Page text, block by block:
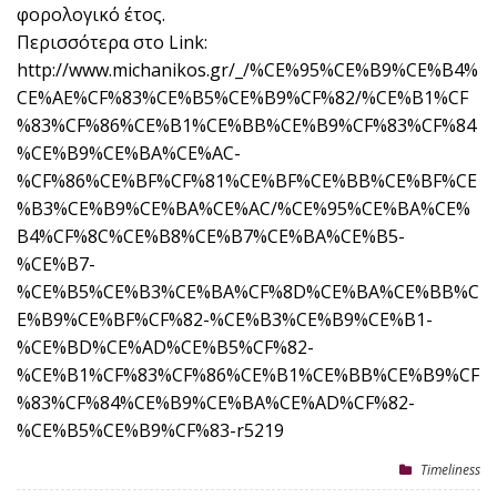
φορολογικό έτος.
Περισσότερα στο Link:
http://www.michanikos.gr/_/%CE%95%CE%B9%CE%B4%
CE%AE%CF%83%CE%B5%CE%B9%CF%82/%CE%B1%CF
%83%CF%86%CE%B1%CE%BB%CE%B9%CF%83%CF%84
%CE%B9%CE%BA%CE%AC-
%CF%86%CE%BF%CF%81%CE%BF%CE%BB%CE%BF%CE
%B3%CE%B9%CE%BA%CE%AC/%CE%95%CE%BA%CE%
B4%CF%8C%CE%B8%CE%B7%CE%BA%CE%B5-
%CE%B7-
%CE%B5%CE%B3%CE%BA%CF%8D%CE%BA%CE%BB%C
E%B9%CE%BF%CF%82-%CE%B3%CE%B9%CE%B1-
%CE%BD%CE%AD%CE%B5%CF%82-
%CE%B1%CF%83%CF%86%CE%B1%CE%BB%CE%B9%CF
%83%CF%84%CE%B9%CE%BA%CE%AD%CF%82-
%CE%B5%CE%B9%CF%83-r5219
Timeliness